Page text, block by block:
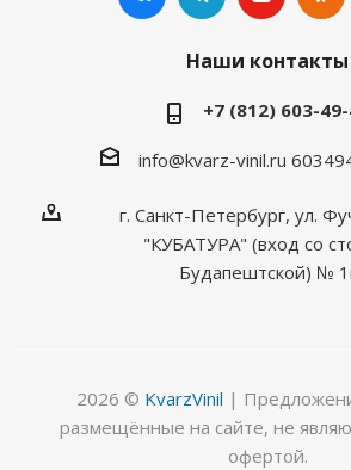
Наши контакты
+7 (812) 603-49-
info@kvarz-vinil.ru
г. Санкт-Петербург, ул.
"КУБАТУРА" (вход со
Будапештской) №
2026 © KvarzVinil |
размещённые на сайте, не
офертой.